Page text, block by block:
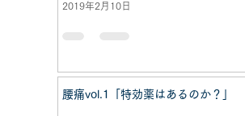
2019年2月10日
腰痛vol.1「特効薬はあるのか？」